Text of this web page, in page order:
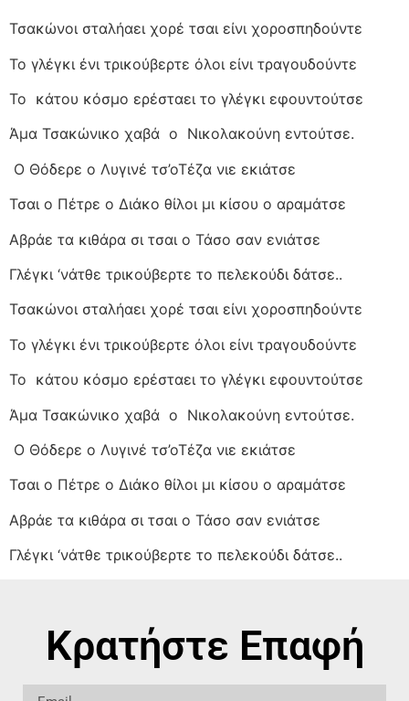
Τσακώνοι σταλήαει χορέ τσαι είνι χοροσπηδούντε
Το γλέγκι ένι τρικούβερτε όλοι είνι τραγουδούντε
Το κάτου κόσμο ερέσταει το γλέγκι εφουντούτσε
Άμα Τσακώνικο χαβά ο Νικολακούνη εντούτσε.
Ο Θόδερε ο Λυγινέ τσ’οΤέζα νιε εκιάτσε
Τσαι ο Πέτρε ο Διάκο θίλοι μι κίσου ο αραμάτσε
Αβράε τα κιθάρα σι τσαι ο Τάσο σαν ενιάτσε
Γλέγκι ‘νάτθε τρικούβερτε το πελεκούδι δάτσε..
Τσακώνοι σταλήαει χορέ τσαι είνι χοροσπηδούντε
Το γλέγκι ένι τρικούβερτε όλοι είνι τραγουδούντε
Το κάτου κόσμο ερέσταει το γλέγκι εφουντούτσε
Άμα Τσακώνικο χαβά ο Νικολακούνη εντούτσε.
Ο Θόδερε ο Λυγινέ τσ’οΤέζα νιε εκιάτσε
Τσαι ο Πέτρε ο Διάκο θίλοι μι κίσου ο αραμάτσε
Αβράε τα κιθάρα σι τσαι ο Τάσο σαν ενιάτσε
Γλέγκι ‘νάτθε τρικούβερτε το πελεκούδι δάτσε..
Κρατήστε Επαφή